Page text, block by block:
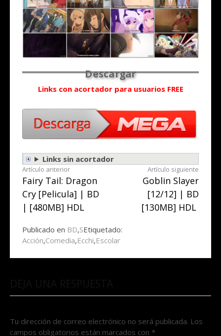
Links con acortador para usuarios FREE
Links sin acortador
Seguir
leyendo
Artículo anterior
Fairy Tail: Dragon
Cry [Pelicula] | BD
| [480MB] HDL
Artículo siguiente
Goblin Slayer
[12/12] | BD
[130MB] HDL
Publicado en BD,SEtiquetado:
Acción,Comedia,Ecchi,Escolar
Tu dirección de correo electrónico no será publicada. Los
campos obligatorios están marcados con *